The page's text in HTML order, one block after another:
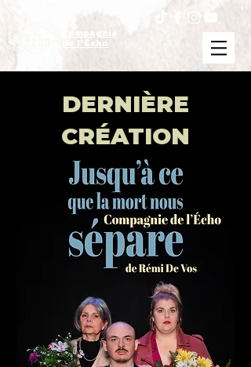
Compagnie
de l'Écho
DERNIÈRE
CRÉATION